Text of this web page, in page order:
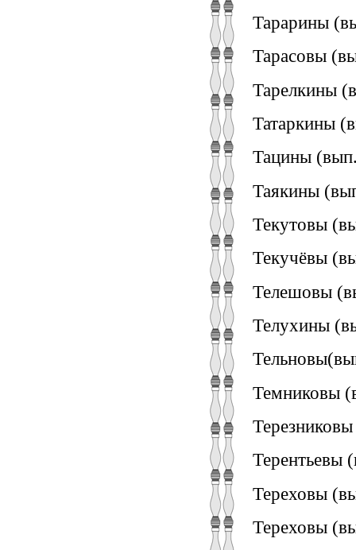
Тарарины
Тарасовы
Тарелкины
Татаркины
Тацины
Таякины
Текутовы
Текучёвы
Телешовы
Телухины
Темниковы
Терентьевы
Тереховы
Тереховы